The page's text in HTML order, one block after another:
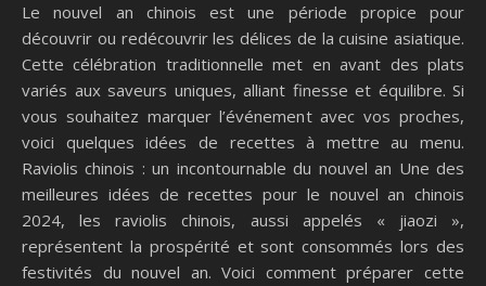
Le nouvel an chinois est une période propice pour
découvrir ou redécouvrir les délices de la cuisine asiatique.
Cette célébration traditionnelle met en avant des plats
variés aux saveurs uniques, alliant finesse et équilibre. Si
vous souhaitez marquer l’événement avec vos proches,
voici quelques idées de recettes à mettre au menu.
Raviolis chinois : un incontournable du nouvel an Une des
meilleures idées de recettes pour le nouvel an chinois
2024, les raviolis chinois, aussi appelés « jiaozi »,
représentent la prospérité et sont consommés lors des
festivités du nouvel an. Voici comment préparer cette